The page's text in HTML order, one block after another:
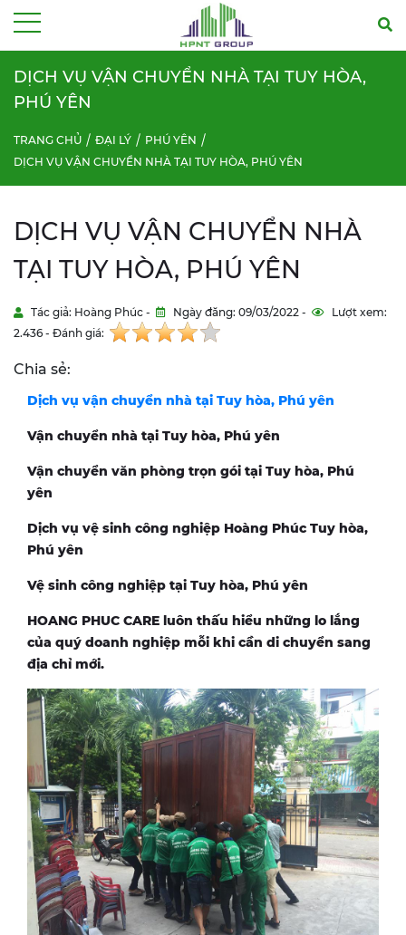
DỊCH VỤ VẬN CHUYỂN NHÀ TẠI TUY HÒA,
PHÚ YÊN
TRANG CHỦ ĐẠI LÝ
PHÚ YÊN
DỊCH VỤ VẬN CHUYỂN NHÀ TẠI TUY HÒA, PHÚ YÊN
DỊCH VỤ VẬN CHUYỂN NHÀ
TẠI TUY HÒA, PHÚ YÊN
Tác giả: Hoàng Phúc - Ngày đăng: 09/03/2022 -
Lượt xem:
2.436 - Đánh giá:
Chia sẻ:
Dịch vụ vận chuyển nhà tại Tuy hòa, Phú yên
Vận chuyển nhà tại Tuy hòa, Phú yên
Vận chuyển văn phòng trọn gói tại Tuy hòa, Phú
yên
Dịch vụ vệ sinh công nghiệp Hoàng Phúc Tuy hòa,
Phú yên
Vệ sinh công nghiệp tại Tuy hòa, Phú yên
HOANG PHUC CARE luôn thấu hiểu những lo lắng
của quý doanh nghiệp mỗi khi cần di chuyển sang
địa chỉ mới.